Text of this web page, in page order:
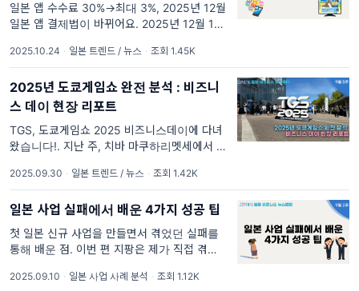
일본 앱 수수료 30%→최대 3%, 2025년 12월
일본 앱 결제법이 바뀌어요. 2025년 12월 18
비스하는 앱서비스 결제를 앱 외부에서 가능해
지는 "스마트 신법" 이라는 법이 적용 될 예정
이에요. 특히 앱 결제
2025.10.24 · 일본 트렌드 / 뉴스 · 조회 1.45K
2025년 도쿄게임쇼 완전 분석 : 비즈니
스 데이 현장 리포트
TGS, 도쿄게임쇼 2025 비즈니스데이에 다녀
왔습니다!. 지난 주, 치바 마쿠하리멧세에서 열
임쇼는 '놀아도 놀아도 끝이 없는, 무한대 놀이
터' 라는 컨셉으로 열리는 세계적인 규모의 게
임쇼인데요
2025.09.30 · 일본 트렌드 / 뉴스 · 조회 1.42K
일본 사업 실패에서 배운 4가지 성공 팁
첫 일본 신규 사업을 만들면서 겪었던 실패를
통해 배운 점. 이번 편 지팡은 제가 직접 겪었던
하려고 해요. 사실 오늘 콘텐츠는 쓰기까지 많
2025.09.10 · 일본 사업 사례 분석 · 조회 1.12K